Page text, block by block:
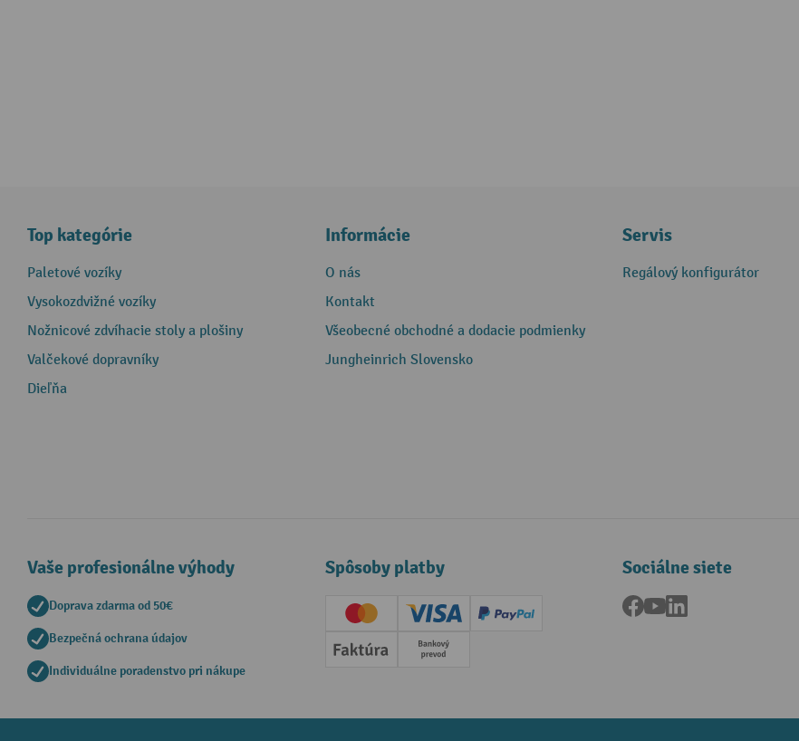
Top kategórie
Paletové vozíky
Vysokozdvižné vozíky
Nožnicové zdvíhacie stoly a plošiny
Valčekové dopravníky
Dieľňa
Informácie
O nás
Kontakt
Všeobecné obchodné a dodacie podmienky
Jungheinrich Slovensko
Servis
Regálový konfigurátor
Vaše profesionálne výhody
Doprava zdarma od 50€
Bezpečná ochrana údajov
Individuálne poradenstvo pri nákupe
Spôsoby platby
Creditcard (Master)Creditcard (Visa)
PayPal
Faktúra Predplatba
Sociálne siete
Facebook
YouTube